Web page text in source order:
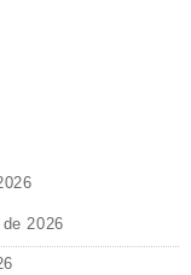
2026